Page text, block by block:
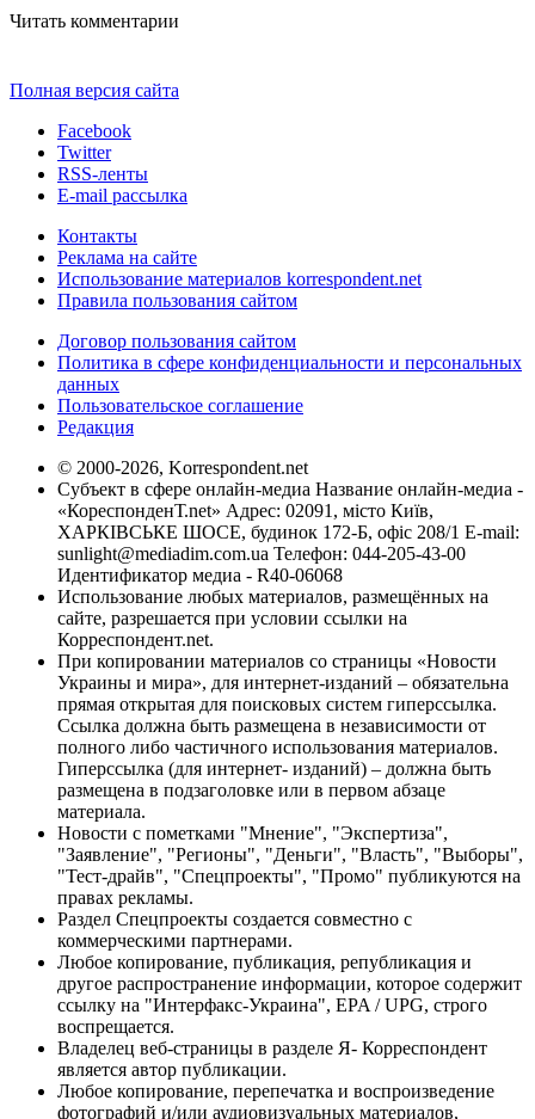
Читать комментарии
Полная версия сайта
Facebook
Twitter
RSS-ленты
E-mail рассылка
Контакты
Реклама на сайте
Использование материалов korrespondent.net
Правила пользования сайтом
Договор пользования сайтом
Политика в сфере конфиденциальности и персональных
данных
Пользовательское соглашение
Редакция
© 2000-2026, Korrespondent.net
Субъект в сфере онлайн-медиа Название онлайн-медиа -
«КореспонденТ.net» Адрес: 02091, місто Київ,
ХАРКІВСЬКЕ ШОСЕ, будинок 172-Б, офіс 208/1 E-mail:
sunlight@mediadim.com.ua Телефон: 044-205-43-00
Идентификатор медиа - R40-06068
Использование любых материалов, размещённых на
сайте, разрешается при условии ссылки на
Корреспондент.net.
При копировании материалов со страницы «Новости
Украины и мира», для интернет-изданий – обязательна
прямая открытая для поисковых систем гиперссылка.
Ссылка должна быть размещена в независимости от
полного либо частичного использования материалов.
Гиперссылка (для интернет- изданий) – должна быть
размещена в подзаголовке или в первом абзаце
материала.
Новости с пометками "Мнение", "Экспертиза",
"Заявление", "Регионы", "Деньги", "Власть", "Выборы",
"Тест-драйв", "Спецпроекты", "Промо" публикуются на
правах рекламы.
Раздел Спецпроекты создается совместно с
коммерческими партнерами.
Любое копирование, публикация, републикация и
другое распространение информации, которое содержит
ссылку на "Интерфакс-Украина", EPA / UPG, строго
воспрещается.
Владелец веб-страницы в разделе Я- Корреспондент
является автор публикации.
Любое копирование, перепечатка и воспроизведение
фотографий и/или аудиовизуальных материалов,